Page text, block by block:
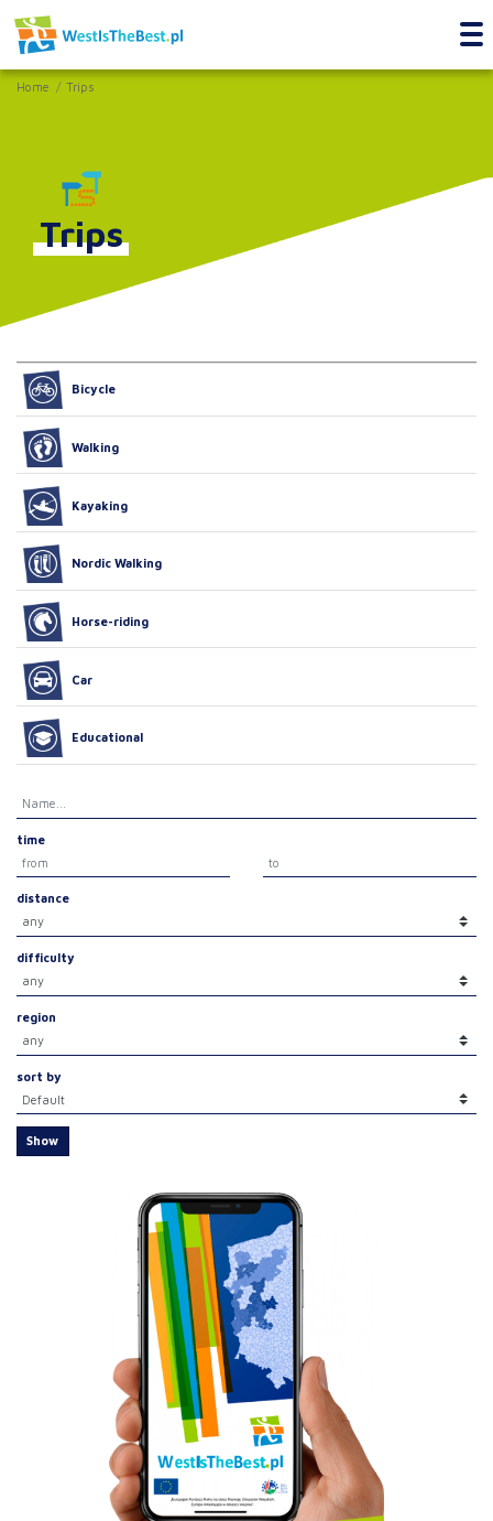
Home Trips
Trips
Bicycle
Walking
Kayaking
Nordic Walking
Horse-riding
Car
Educational
time
distance
difficulty
region
sort by
Show